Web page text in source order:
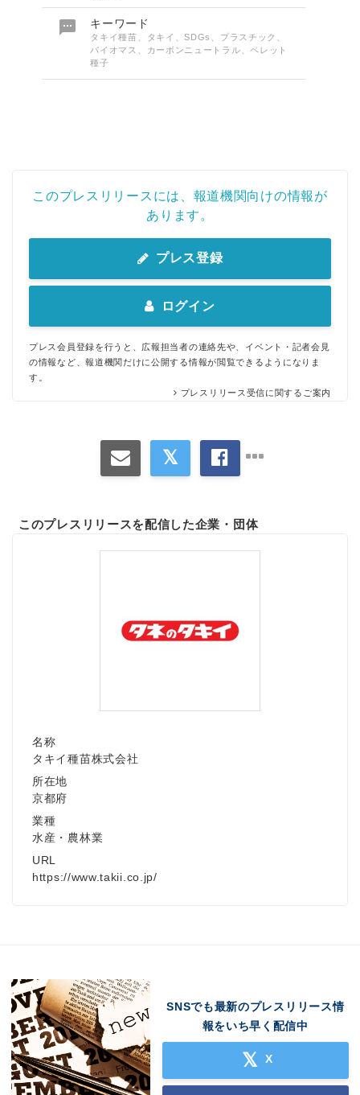
 キーワード
タキイ種苗、タキイ、SDGs、プラスチック、
バイオマス、カーボンニュートラル、ペレット
種子
このプレスリリースには、報道機関向けの情報が
あります。
プレス登録
ログイン
プレス会員登録を行うと、広報担当者の連絡先や、イベント・記者会見
の情報など、報道機関だけに公開する情報が閲覧できるようになりま
す。
プレスリリース受信に関するご案内
このプレスリリースを配信した企業・団体
名称
タキイ種苗株式会社
所在地
京都府
業種
水産・農林業
URL
https://www.takii.co.jp/
SNSでも最新のプレスリリース情
報をいち早く配信中
X